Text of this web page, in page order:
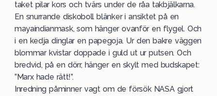
taket pilar kors och tvärs under de råa takbjälkarna.
En snurrande diskoboll blänker i ansiktet på en
mayaindianmask, som hänger ovanför en flygel. Och
i en kedja dinglar en papegoja. Ur den bakre väggen
blommar kvistar doppade i guld ut ur putsen. Och
bredvid, på en dörr, hänger en skylt med budskapet:
”Marx hade rätt!”.
Inredning påminner vagt om de försök NASA gjort